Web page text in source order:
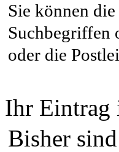
Sie können
Suchbegriffen
oder die
Ihr Eintrag
Bisher